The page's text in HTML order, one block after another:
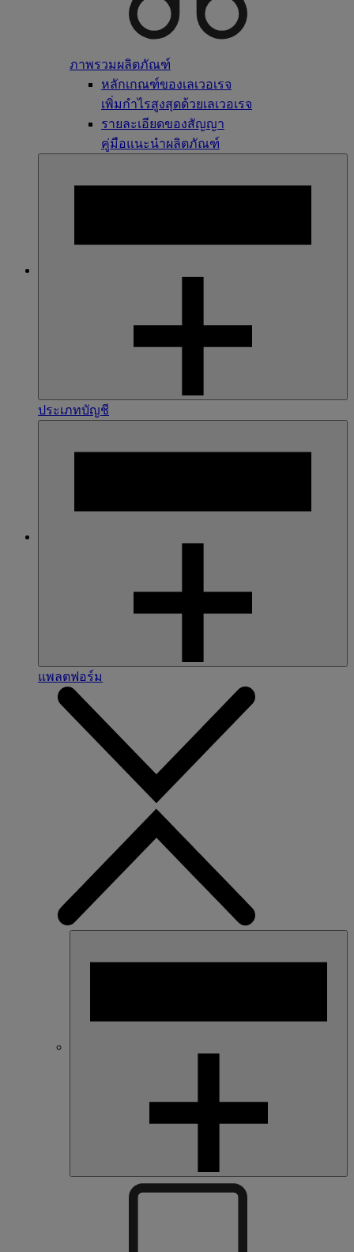
ภาพรวมผลิตภัณฑ์
หลักเกณฑ์ของเลเวอเรจ
เพิ่มกำไรสูงสุดด้วยเลเวอเรจ
รายละเอียดของสัญญา
คู่มือแนะนำผลิตภัณฑ์
ประเภทบัญชี
แพลตฟอร์ม